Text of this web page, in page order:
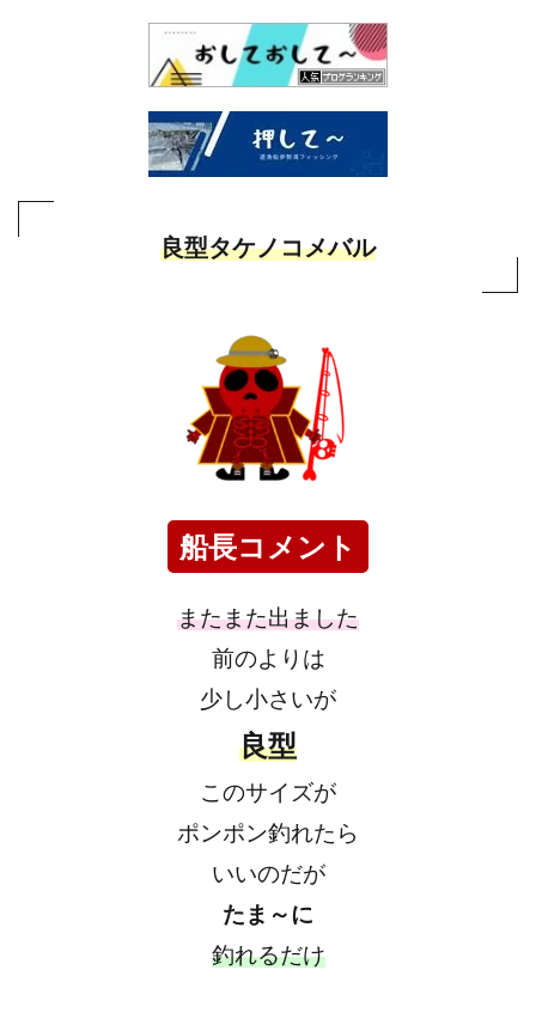
良型タケノコメバル
船長コメント
またまた出ました
前のよりは
少し小さいが
良型
このサイズが
ポンポン釣れたら
いいのだが
たま～に
釣れるだけ